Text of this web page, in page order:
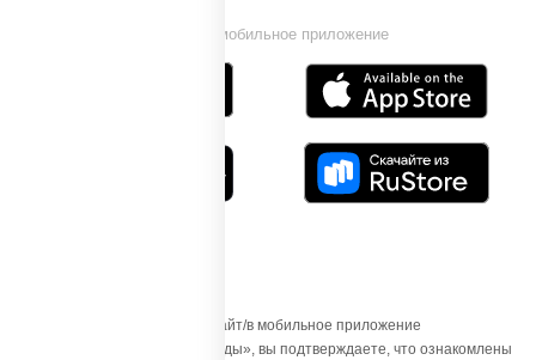
Установи мобильное приложение
Осуществляя вход на этот Сайт/в мобильное приложение
«ПиццаСушиВок - доставка еды», вы подтверждаете, что ознакомлены